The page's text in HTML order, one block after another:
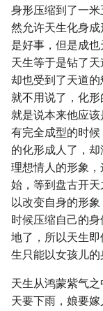
身形压缩到了一
然允许天生化身
是好事，但是成
天生等于是钻了
却也受到了天道
就不用说了，化
就是说本来他应
有完全成型的时
的化形成人了，
理想情人的形象
始，等到盘古开
以改变自身的形
时候压缩自己的
地了，所以天生
生只能以女孩儿的
天生从鸿蒙紫气
天要下雨，娘要